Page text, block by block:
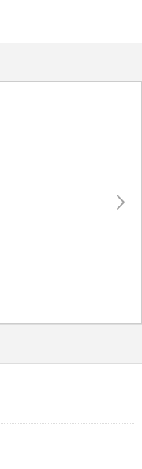
少の差異あり）